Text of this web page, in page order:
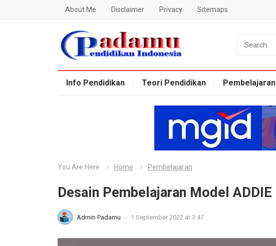
About Me Disclaimer Privacy Sitemaps
Blog Padamu
Info Pendidikan
Teori Pendidikan Pembelajaran
You Are Here Home Pembelajaran
Desain Pembelajaran Model ADDIE
Admin Padamu - 1 September 2022 at 3:47